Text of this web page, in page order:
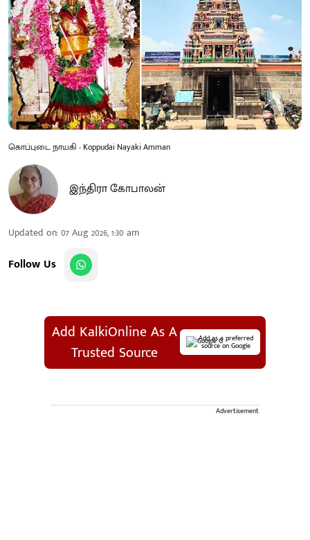
கொப்புடை நாயகி - Koppudai Nayaki Amman
இந்திரா கோபாலன்
Updated on:07 Aug 2026, 1:30 am
Follow Us
Add KalkiOnline As A
Trusted Source
Add as a preferred
source on Google
Advertisement